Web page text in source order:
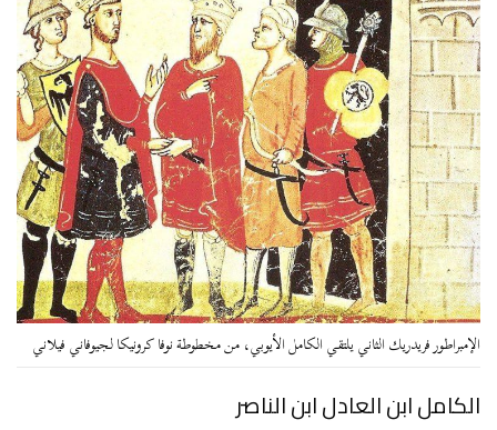
الإمبراطور فريدريك الثاني يلتقي الكامل الأيوبي، من مخطوطة نوفا كرونيكا لجيوفاني فيلاني
الكامل ابن العادل ابن الناصر